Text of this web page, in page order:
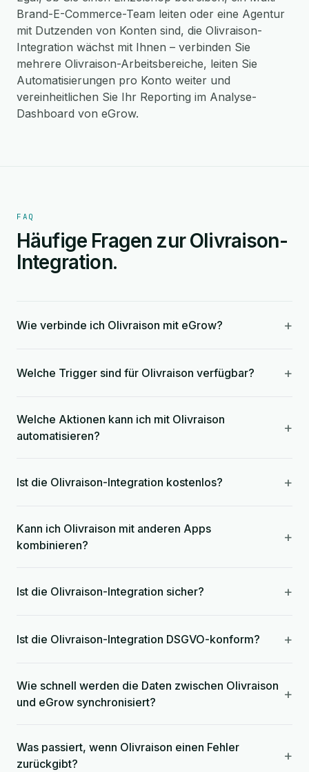
Brand-E-Commerce-Team leiten oder eine Agentur
mit Dutzenden von Konten sind, die Olivraison-
Integration wächst mit Ihnen – verbinden Sie
mehrere Olivraison-Arbeitsbereiche, leiten Sie
Automatisierungen pro Konto weiter und
vereinheitlichen Sie Ihr Reporting im Analyse-
Dashboard von eGrow.
FAQ
Häufige Fragen zur Olivraison-
Integration.
Wie verbinde ich Olivraison mit eGrow? +
Welche Trigger sind für Olivraison verfügbar? +
Welche Aktionen kann ich mit Olivraison
automatisieren?
+
Ist die Olivraison-Integration kostenlos? +
Kann ich Olivraison mit anderen Apps
kombinieren?
+
Ist die Olivraison-Integration sicher? +
Ist die Olivraison-Integration DSGVO-konform? +
Wie schnell werden die Daten zwischen Olivraison
und eGrow synchronisiert?
+
Was passiert, wenn Olivraison einen Fehler
zurückgibt?
+